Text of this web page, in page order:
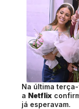
Na última
a Netflix
já esperavam.